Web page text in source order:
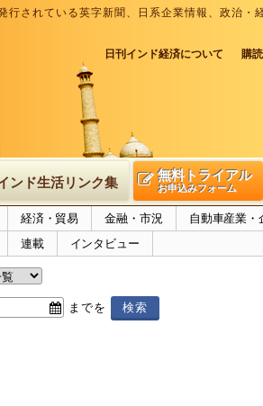
行されている英字新聞、日系企業情報、政治
日刊インド経済について 購
ンド生活リンク集 無料トライアル
お申込みフォーム
経済・貿易 金融・市況
自動車産業・
連載 インタビュー
までを